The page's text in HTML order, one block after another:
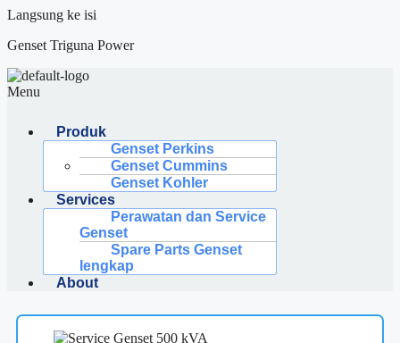
Langsung ke isi
Genset Triguna Power
Menu
Produk
Genset Perkins
Genset Cummins
Genset Kohler
Services
Perawatan dan Service
Genset
Spare Parts Genset
lengkap
About